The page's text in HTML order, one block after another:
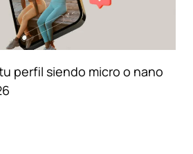
perfil siendo micro o nano